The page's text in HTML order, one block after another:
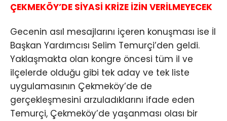
ÇEKMEKÖY’DE SİYASİ KRİZE İZİN VERİLMEYECEK
Gecenin asıl mesajlarını içeren konuşması ise İl
Başkan Yardımcısı Selim Temurçi’den geldi.
Yaklaşmakta olan kongre öncesi tüm il ve
ilçelerde olduğu gibi tek aday ve tek liste
uygulamasının Çekmeköy’de de
gerçekleşmesini arzuladıklarını ifade eden
Temurçi, Çekmeköy’de yaşanması olası bir